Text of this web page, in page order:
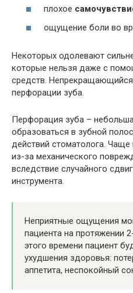
плохое
ощущение боли во
Некоторых одолевают
которые нельзя даже с
средств.
перфорации зуба.
Перфорация зуба –
образоваться в зубной
действий стоматолога. Чаще
из-за механического
вследствие случайного
инструмента.
Неприятные ощущения
пациента на протяжении
этого времени пациент
ухудшения здоровья:
аппетита, неспокойный